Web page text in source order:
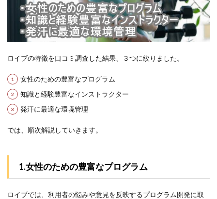
ブの
中立
的な
口コ
ミを2
ら調
3.3
ロイ
ブの
良い
ミを
15名
査！
ブの
ロイブの特徴を口コミ調査した結果、３つに絞りました。
女性のための豊富なプログラム
知識と経験豊富なインストラクター
発汗に最適な環境管理
では、順次解説していきます。
1.女性のための豊富なプログラム
ロイブでは、利用者の悩みや意見を反映するプログラム開発に取